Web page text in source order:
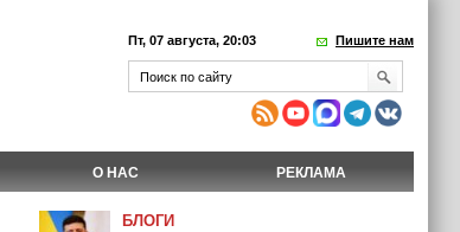
Пт, 07 августа, 20:03 Пишите нам
О НАС РЕКЛАМА
БЛОГИ